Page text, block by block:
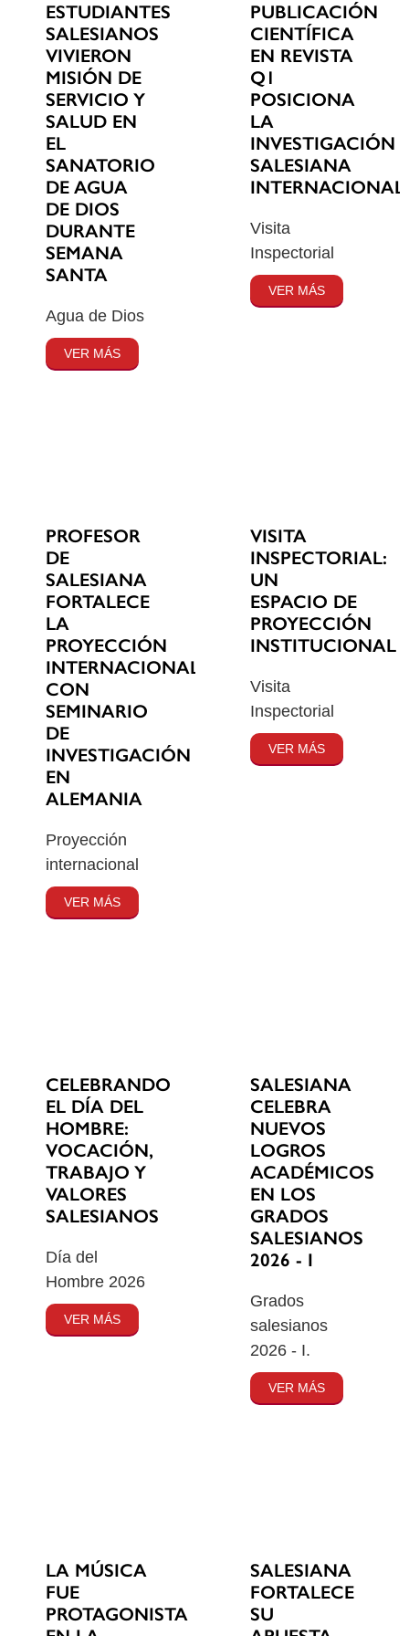
ESTUDIANTES
SALESIANOS
VIVIERON
MISIÓN DE
SERVICIO Y
SALUD EN
EL
SANATORIO
DE AGUA
DE DIOS
DURANTE
SEMANA
SANTA
Agua de Dios
VER MÁS
PUBLICACIÓN
CIENTÍFICA
EN REVISTA
Q1
POSICIONA
LA
INVESTIGACIÓN
SALESIANA
Visita
Inspectorial
VER MÁS
PROFESOR
DE
SALESIANA
FORTALECE
LA
PROYECCIÓN
INTERNACIONAL
CON
SEMINARIO
DE
INVESTIGACIÓN
EN
ALEMANIA
Proyección
internacional
VER MÁS
VISITA
INSPECTORIAL:
UN
ESPACIO DE
PROYECCIÓN
INSTITUCIONAL
Visita
Inspectorial
VER MÁS
CELEBRANDO
EL DÍA DEL
HOMBRE:
VOCACIÓN,
TRABAJO Y
VALORES
SALESIANOS
Día del
Hombre 2026
VER MÁS
SALESIANA
CELEBRA
NUEVOS
LOGROS
ACADÉMICOS
EN LOS
GRADOS
SALESIANOS
2026 - I
Grados
salesianos
2026 - I.
VER MÁS
LA MÚSICA
FUE
PROTAGONISTA
SALESIANA
FORTALECE
SU